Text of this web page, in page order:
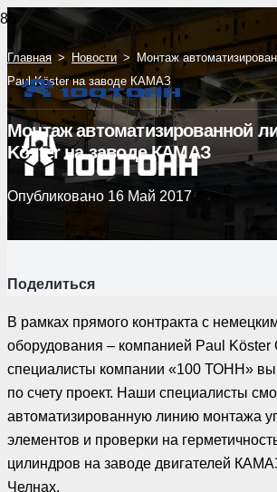
Главная > Новости >
Монтаж
Paul Köster на заводе КАМАЗ
Монтаж автоматизированной
Köster на заводе КАМАЗ
Опубликовано 16 Май 2017
Поделиться
В рамках прямого контракта с
оборудования – компанией Paul Köster
специалисты компании «100 ТОНН»
по счету проект. Наши специалисты
автоматизированную линию монтажа
элементов и проверки на
цилиндров на заводе двигателей
Челнах.